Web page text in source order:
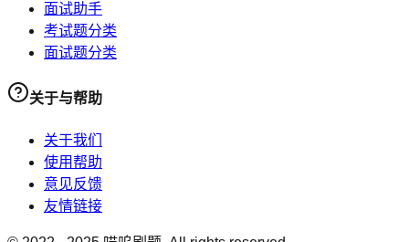
面试助手
考试题分类
面试题分类
关于与帮助
关于我们
使用帮助
意见反馈
友情链接